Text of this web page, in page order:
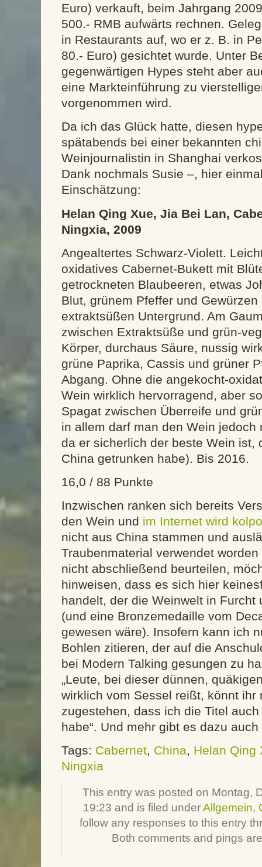
Euro) verkauft, beim Jahrgang
500.- RMB aufwärts rechnen.
in Restaurants auf, wo er z. B. in
80.- Euro) gesichtet wurde. Unter
gegenwärtigen Hypes steht aber
eine Markteinführung zu
vorgenommen wird.
Da ich das Glück hatte, diesen
spätabends bei einer bekannten
Weinjournalistin in Shanghai
Dank nochmals Susie –, hier
Einschätzung:
Helan Qing Xue, Jia Bei Lan,
Ningxia, 2009
Angealtertes Schwarz-Violett.
oxidatives Cabernet-Bukett mit
getrockneten Blaubeeren, etwas
Blut, grünem Pfeffer und
extraktsüßen Untergrund. Am
zwischen Extraktsüße und grün-
Körper, durchaus Säure, nussig
grüne Paprika, Cassis und grüner
Abgang. Ohne die angekocht-
Wein wirklich hervorragend, aber
Spagat zwischen Überreife und
in allem darf man den Wein
da er sicherlich der beste Wein ist,
China getrunken habe). Bis 2016.
16,0 / 88 Punkte
Inzwischen ranken sich bereits
den Wein und im Internet wird
nicht aus China stammen und
Traubenmaterial verwendet
nicht abschließend beurteilen,
hinweisen, dass es sich hier
handelt, der die Weinwelt in Furcht
(und eine Bronzemedaille vom
gewesen wäre). Insofern kann ich
Bohlen zitieren, der auf die
bei Modern Talking gesungen zu
„Leute, bei dieser dünnen,
wirklich vom Sessel reißt, könnt ihr
zugestehen, dass ich die Titel
habe“. Und mehr gibt es dazu
Tags: Cabernet, China, Helan Qing
Ningxia
This entry was posted on Montag,
19:23 and is filed underAllgemein,
follow any responses to this entry
Both comments and pings